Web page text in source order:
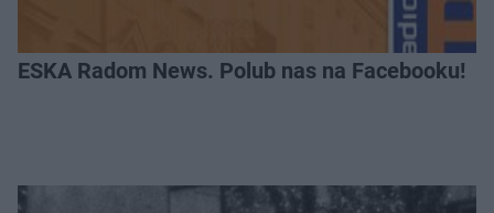
ESKA Radom News. Polub nas na Facebooku!